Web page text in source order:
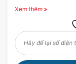
Xem thêm